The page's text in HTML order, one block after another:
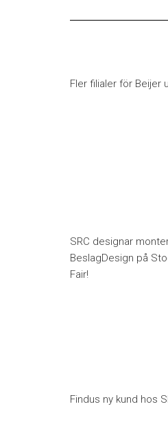
Fler filialer för Beijer
SRC designar
BeslagDesign på
Fair!
Findus ny kund hos